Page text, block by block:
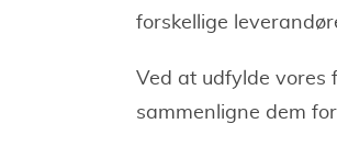
forskellige
Ved at udfylde vores
sammenligne dem